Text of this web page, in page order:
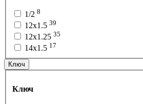
1/2 8
12x1.5 39
12x1.25 35
14x1.5 17
Ключ
Ключ